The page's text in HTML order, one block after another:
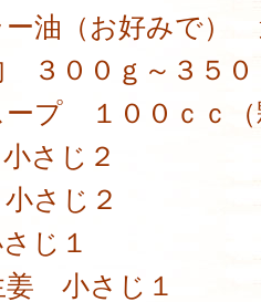
ー油（お好みで）
３００ｇ～３５０
ープ １００ｃｃ
さじ２
さじ２
じ１
姜 小さじ１